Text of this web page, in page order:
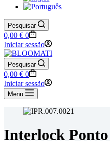
Pesquisar
Carrinho
de
compras
0,00 € 0
Iniciar sessão
Pesquisar
Carrinho
de
compras
0,00 € 0
Iniciar sessão
Menu
Interlock